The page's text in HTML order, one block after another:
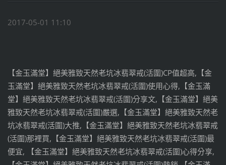
2017-05-01 11:10
【金玉滿堂】絕美雅致天然老坑冰翡翠戒(活圍)CP值超高,【金
玉滿堂】絕美雅致天然老坑冰翡翠戒(活圍)使用心得,【金玉滿
堂】絕美雅致天然老坑冰翡翠戒(活圍)分享文,【金玉滿堂】絕美
雅致天然老坑冰翡翠戒(活圍)嚴選,【金玉滿堂】絕美雅致天然老
坑冰翡翠戒(活圍)大推,【金玉滿堂】絕美雅致天然老坑冰翡翠戒
(活圍)那裡買,【金玉滿堂】絕美雅致天然老坑冰翡翠戒(活圍)最
便宜, 【金玉滿堂】絕美雅致天然老坑冰翡翠戒(活圍)心得分享,